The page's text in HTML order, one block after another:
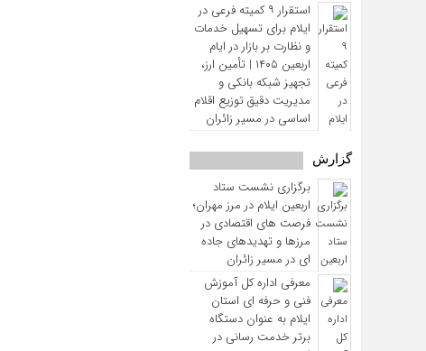
استقرار ۹ کمیته فرعی در
ایلام برای تسهیل خدمات
و نظارت بر بازار در ایام
اربعین ۱۴۰۵ | تأمین ارز،
تجهیز شبکه بانکی و
مدیریت دقیق توزیع اقلام
اساسی در مسیر زائران
گزارش
برگزاری نشست ستاد
اربعین ایلام در مرز مهران؛
فرصت‌ های اقتصادی در
مرزها و تهدیدهای جاده‌
ای در مسیر زائران
معرفی اداره کل آموزش
فنی و حرفه‌ ای استان
ایلام به‌ عنوان دستگاه
برتر خدمت‌ رسانی در